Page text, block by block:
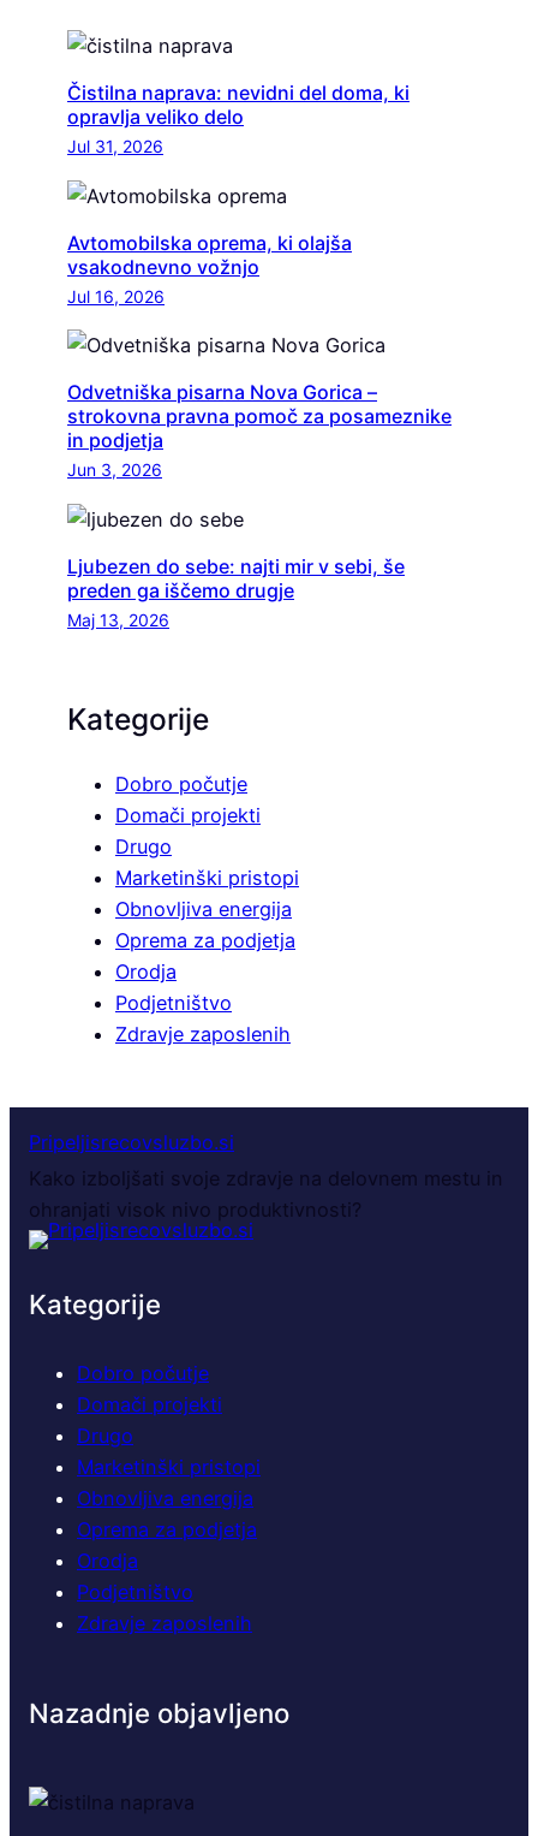
Čistilna naprava: nevidni del doma, ki
opravlja veliko delo
Jul 31, 2026
Avtomobilska oprema, ki olajša
vsakodnevno vožnjo
Jul 16, 2026
Odvetniška pisarna Nova Gorica –
strokovna pravna pomoč za posameznike
in podjetja
Jun 3, 2026
Ljubezen do sebe: najti mir v sebi, še
preden ga iščemo drugje
Maj 13, 2026
Kategorije
Dobro počutje
Domači projekti
Drugo
Marketinški pristopi
Obnovljiva energija
Oprema za podjetja
Orodja
Podjetništvo
Zdravje zaposlenih
Pripeljisrecovsluzbo.si
Kako izboljšati svoje zdravje na delovnem mestu in
ohranjati visok nivo produktivnosti?
Kategorije
Dobro počutje
Domači projekti
Drugo
Marketinški pristopi
Obnovljiva energija
Oprema za podjetja
Orodja
Podjetništvo
Zdravje zaposlenih
Nazadnje objavljeno